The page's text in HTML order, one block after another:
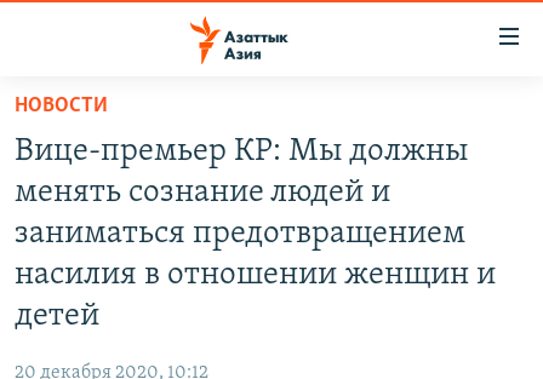
Вернуться
основному
содержанию
главной
навигации
КАЗАХСТАН
ТАДЖИКИСТАН
НОВОСТИ
ҚАЗАҚША
ПОДПИШИТЕСЬ НА НАС В СОЦСЕТЯХ
НОВОСТИ
Вице-премьер КР: Мы должны
менять сознание людей и
заниматься предотвращением
насилия в отношении женщин и
детей
20 декабря 2020, 10:12